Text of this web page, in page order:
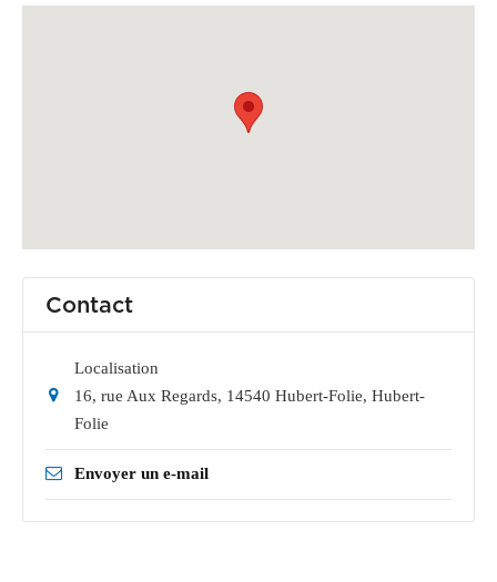
Contact
Localisation
16, rue Aux Regards, 14540 Hubert-Folie, Hubert-
Folie
Envoyer un e-mail